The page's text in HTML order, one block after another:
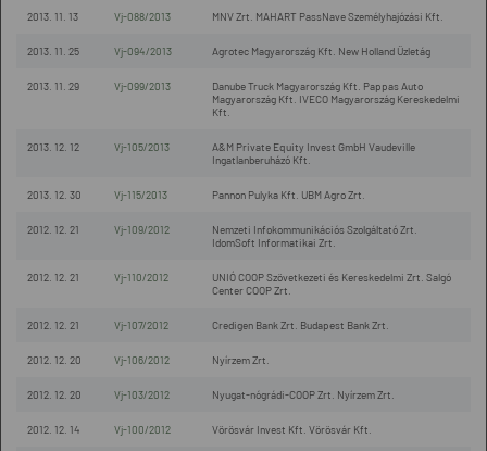
2013. 11. 13 Vj-088/2013 MNV Zrt. MAHART PassNave Személyhajózási Kft.
2013. 11. 25 Vj-094/2013 Agrotec Magyarország Kft. New Holland Üzletág
2013. 11. 29 Vj-099/2013
Danube Truck Magyarország Kft. Pappas Auto
Magyarország Kft. IVECO Magyarország Kereskedelmi
Kft.
2013. 12. 12 Vj-105/2013
A&M Private Equity Invest GmbH Vaudeville
Ingatlanberuházó Kft.
2013. 12. 30 Vj-115/2013 Pannon Pulyka Kft. UBM Agro Zrt.
2012. 12. 21 Vj-109/2012
Nemzeti Infokommunikációs Szolgáltató Zrt.
IdomSoft Informatikai Zrt.
2012. 12. 21 Vj-110/2012
UNIÓ COOP Szövetkezeti és Kereskedelmi Zrt. Salgó
Center COOP Zrt.
2012. 12. 21 Vj-107/2012 Credigen Bank Zrt. Budapest Bank Zrt.
2012. 12. 20 Vj-106/2012 Nyírzem Zrt.
2012. 12. 20 Vj-103/2012 Nyugat-nógrádi-COOP Zrt. Nyírzem Zrt.
2012. 12. 14 Vj-100/2012 Vörösvár Invest Kft. Vörösvár Kft.